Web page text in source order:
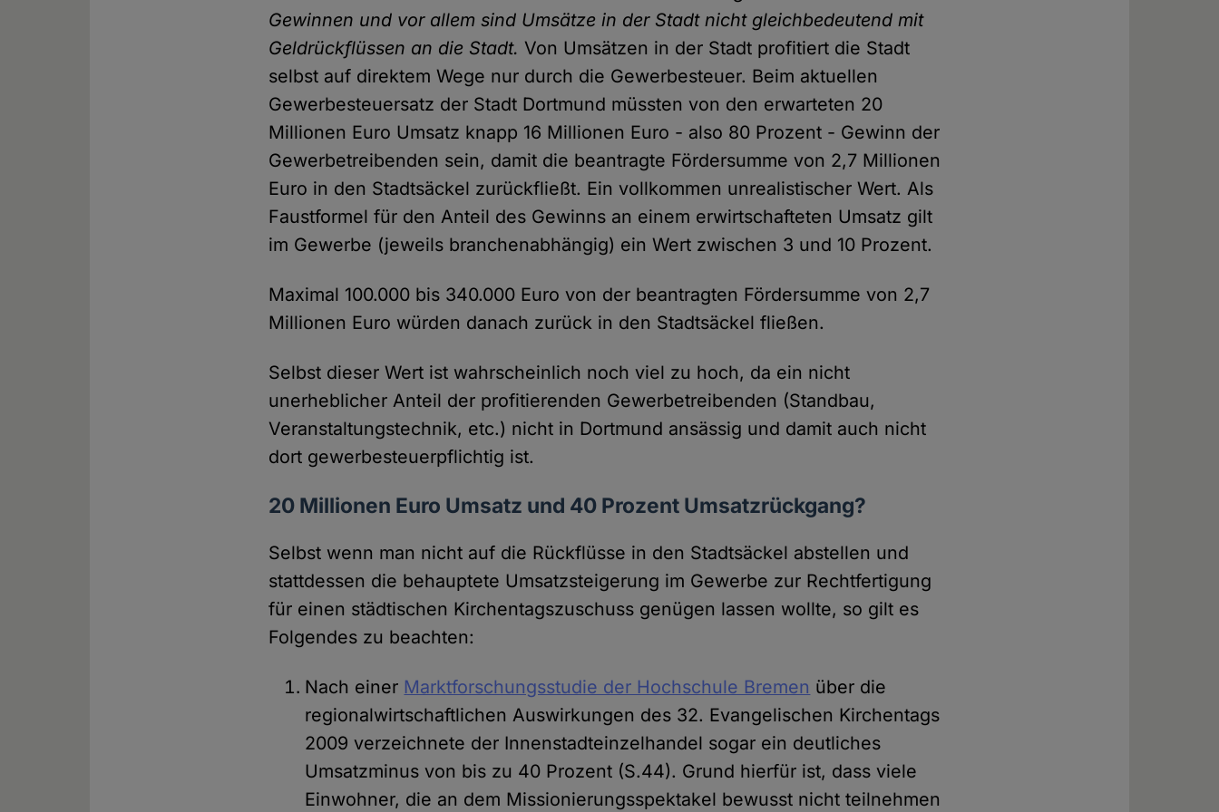
Gewinnen und vor allem sind Umsätze in der Stadt nicht gleichbedeutend mit
Geldrückflüssen an die Stadt. Von Umsätzen in der Stadt profitiert die Stadt
selbst auf direktem Wege nur durch die Gewerbesteuer. Beim aktuellen
Gewerbesteuersatz der Stadt Dortmund müssten von den erwarteten 20
Millionen Euro Umsatz knapp 16 Millionen Euro - also 80 Prozent - Gewinn der
Gewerbetreibenden sein, damit die beantragte Fördersumme von 2,7 Millionen
Euro in den Stadtsäckel zurückfließt. Ein vollkommen unrealistischer Wert. Als
Faustformel für den Anteil des Gewinns an einem erwirtschafteten Umsatz gilt
im Gewerbe (jeweils branchenabhängig) ein Wert zwischen 3 und 10 Prozent.
Maximal 100.000 bis 340.000 Euro von der beantragten Fördersumme von 2,7
Millionen Euro würden danach zurück in den Stadtsäckel fließen.
Selbst dieser Wert ist wahrscheinlich noch viel zu hoch, da ein nicht
unerheblicher Anteil der profitierenden Gewerbetreibenden (Standbau,
Veranstaltungstechnik, etc.) nicht in Dortmund ansässig und damit auch nicht
dort gewerbesteuerpflichtig ist.
20 Millionen Euro Umsatz und 40 Prozent Umsatzrückgang?
Selbst wenn man nicht auf die Rückflüsse in den Stadtsäckel abstellen und
stattdessen die behauptete Umsatzsteigerung im Gewerbe zur Rechtfertigung
für einen städtischen Kirchentagszuschuss genügen lassen wollte, so gilt es
Folgendes zu beachten:
Nach einer Marktforschungsstudie der Hochschule Bremen über die
regionalwirtschaftlichen Auswirkungen des 32. Evangelischen Kirchentags
2009 verzeichnete der Innenstadteinzelhandel sogar ein deutliches
Umsatzminus von bis zu 40 Prozent (S.44). Grund hierfür ist, dass viele
Einwohner, die an dem Missionierungsspektakel bewusst nicht teilnehmen